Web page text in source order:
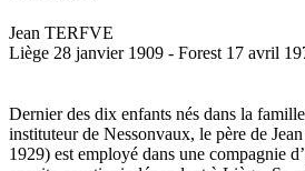
Jean TERFVE
Liège 28 janvier 1909 - Forest 17 avril
Dernier des dix enfants nés dans la
instituteur de Nessonvaux, le père de
1929) est employé dans une compagnie